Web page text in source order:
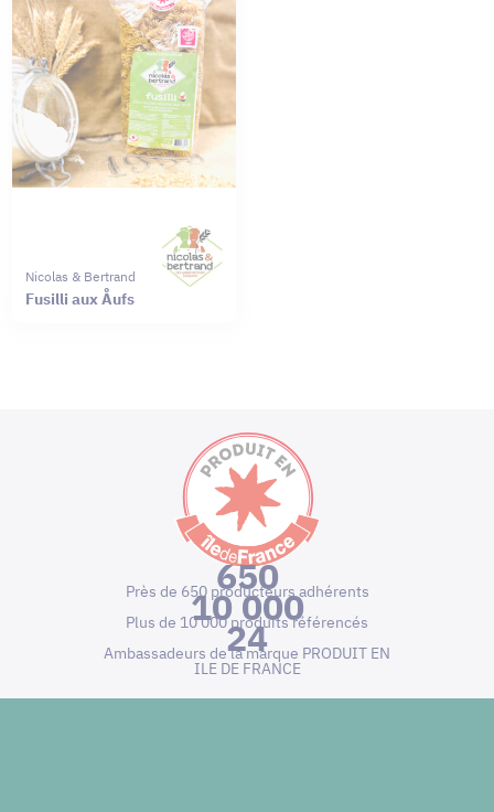
Nicolas & Bertrand
Fusilli aux Åufs
650
Près de 650 producteurs adhérents
10 000
Plus de 10 000 produits référencés
24
Ambassadeurs de la marque PRODUIT EN
ILE DE FRANCE